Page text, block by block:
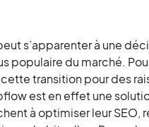
s’apparenter à une
populaire du marché.
transition pour des
est en effet une
à optimiser leur SEO,